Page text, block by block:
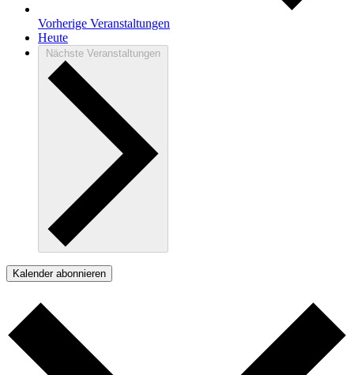
Vorherige Veranstaltungen
Heute
Nächste Veranstaltungen
Kalender abonnieren